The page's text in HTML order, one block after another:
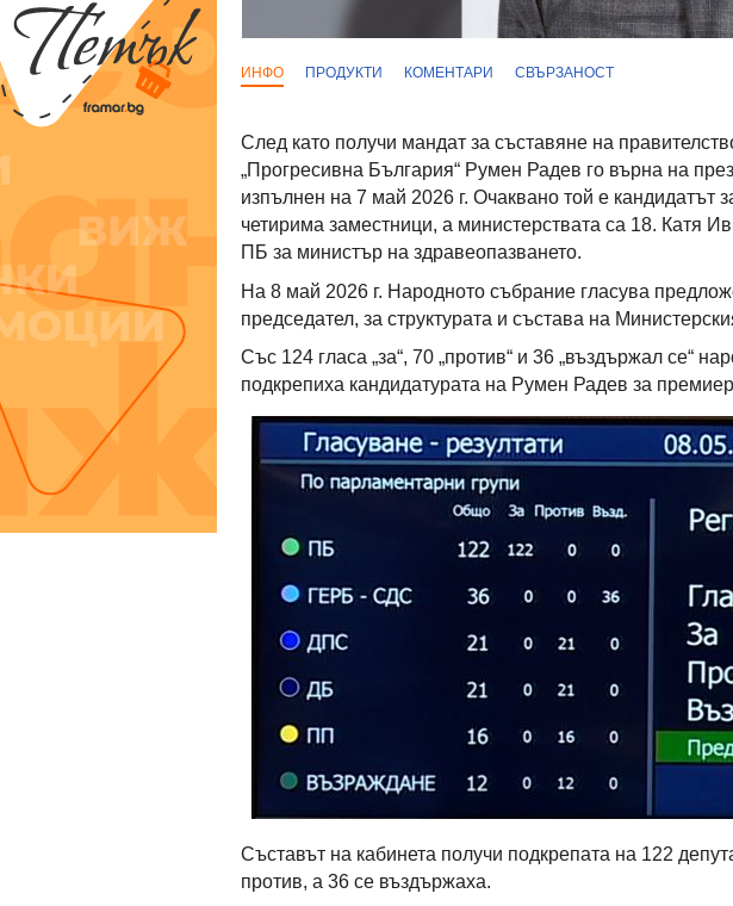
ИНФО ПРОДУКТИ КОМЕНТАРИ СВЪРЗАНОСТ
След като получи мандат за съставяне на
„Прогресивна България“ Румен Радев го върна на
изпълнен на 7 май 2026 г. Очаквано той е кандидатът
четирима заместници, а министерствата са 18. Катя
ПБ за министър на здравеопазването.
На 8 май 2026 г. Народното събрание гласува
председател, за структурата и състава на
Със 124 гласа „за“, 70 „против“ и 36 „въздържал се“
подкрепиха кандидатурата на Румен Радев за
Съставът на кабинета получи подкрепата на 122
против, а 36 се въздържаха.